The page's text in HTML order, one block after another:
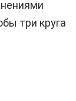
три круга